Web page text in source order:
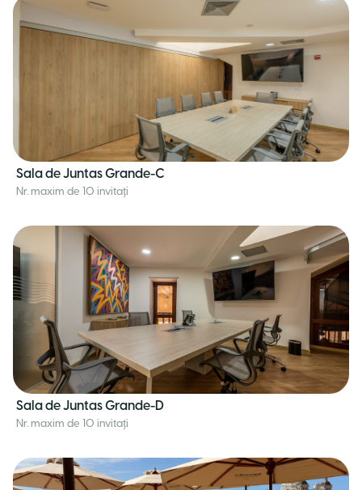
Sala de Juntas Grande-C
Nr. maxim de 10 invitați
Sala de Juntas Grande-D
Nr. maxim de 10 invitați